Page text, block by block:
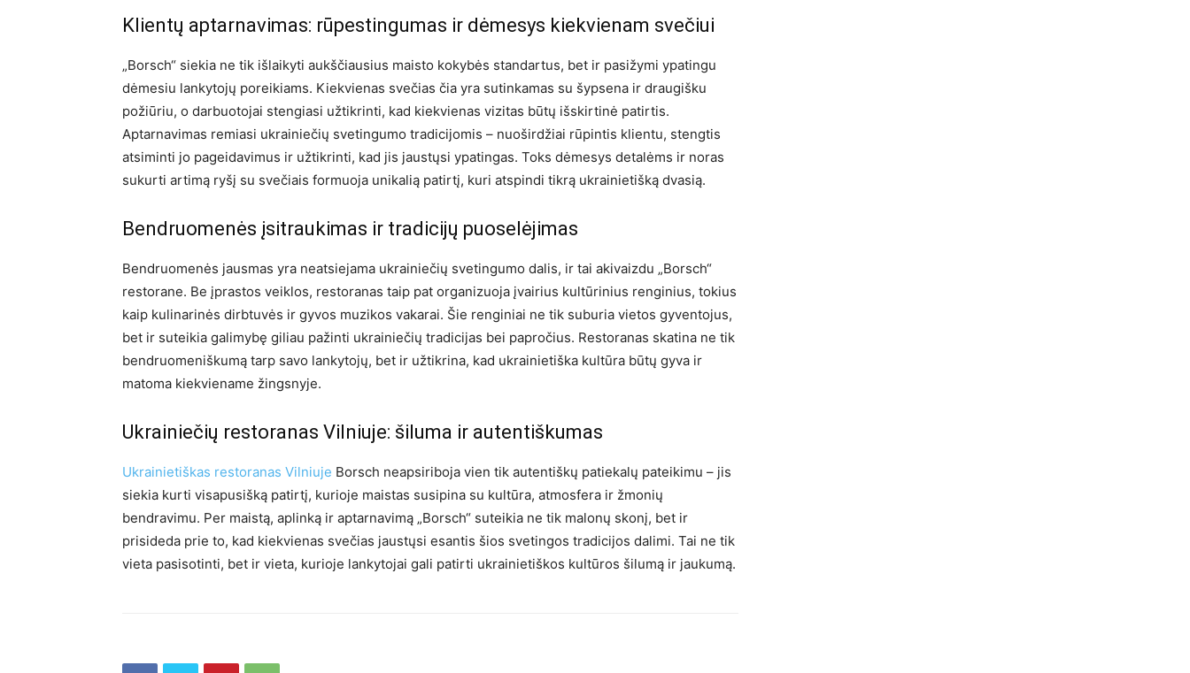
Klientų aptarnavimas: rūpestingumas ir dėmesys kiekvienam svečiui
„Borsch“ siekia ne tik išlaikyti aukščiausius maisto kokybės standartus, bet ir pasižymi ypatingu
dėmesiu lankytojų poreikiams. Kiekvienas svečias čia yra sutinkamas su šypsena ir draugišku
požiūriu, o darbuotojai stengiasi užtikrinti, kad kiekvienas vizitas būtų išskirtinė patirtis.
Aptarnavimas remiasi ukrainiečių svetingumo tradicijomis – nuoširdžiai rūpintis klientu, stengtis
atsiminti jo pageidavimus ir užtikrinti, kad jis jaustųsi ypatingas. Toks dėmesys detalėms ir noras
sukurti artimą ryšį su svečiais formuoja unikalią patirtį, kuri atspindi tikrą ukrainietišką dvasią.
Bendruomenės įsitraukimas ir tradicijų puoselėjimas
Bendruomenės jausmas yra neatsiejama ukrainiečių svetingumo dalis, ir tai akivaizdu „Borsch“
restorane. Be įprastos veiklos, restoranas taip pat organizuoja įvairius kultūrinius renginius, tokius
kaip kulinarinės dirbtuvės ir gyvos muzikos vakarai. Šie renginiai ne tik suburia vietos gyventojus,
bet ir suteikia galimybę giliau pažinti ukrainiečių tradicijas bei papročius. Restoranas skatina ne tik
bendruomeniškumą tarp savo lankytojų, bet ir užtikrina, kad ukrainietiška kultūra būtų gyva ir
matoma kiekviename žingsnyje.
Ukrainiečių restoranas Vilniuje: šiluma ir autentiškumas
Ukrainietiškas restoranas Vilniuje Borsch neapsiriboja vien tik autentiškų patiekalų pateikimu – jis
siekia kurti visapusišką patirtį, kurioje maistas susipina su kultūra, atmosfera ir žmonių
bendravimu. Per maistą, aplinką ir aptarnavimą „Borsch“ suteikia ne tik malonų skonį, bet ir
prisideda prie to, kad kiekvienas svečias jaustųsi esantis šios svetingos tradicijos dalimi. Tai ne tik
vieta pasisotinti, bet ir vieta, kurioje lankytojai gali patirti ukrainietiškos kultūros šilumą ir jaukumą.